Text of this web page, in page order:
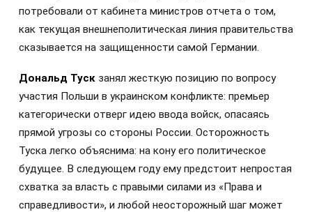
потребовали от кабинета министров отчета о том,
как текущая внешнеполитическая линия правительства
сказывается на защищенности самой Германии.
Дональд Туск занял жесткую позицию по вопросу
участия Польши в украинском конфликте: премьер
категорически отверг идею ввода войск, опасаясь
прямой угрозы со стороны России. Осторожность
Туска легко объяснима: на кону его политическое
будущее. В следующем году ему предстоит непростая
схватка за власть с правыми силами из «Права и
справедливости», и любой неосторожный шаг может